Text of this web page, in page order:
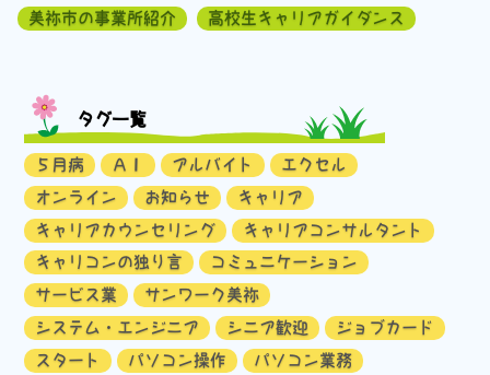
美祢市の事業所紹介
高校生キャリアガイダンス
タグ一覧
５月病 ＡＩ アルバイト
エクセル
オンライン
お知らせ
キャリア
キャリアカウンセリング
キャリアコンサルタント
キャリコンの独り言
コミュニケーション
サービス業
サンワーク美祢
システム・エンジニア
シニア歓迎
ジョブカード
スタート
パソコン操作
パソコン業務